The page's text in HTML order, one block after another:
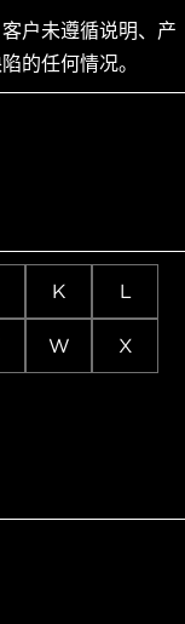
户未遵循说明、产
的任何情况。
K L
W X